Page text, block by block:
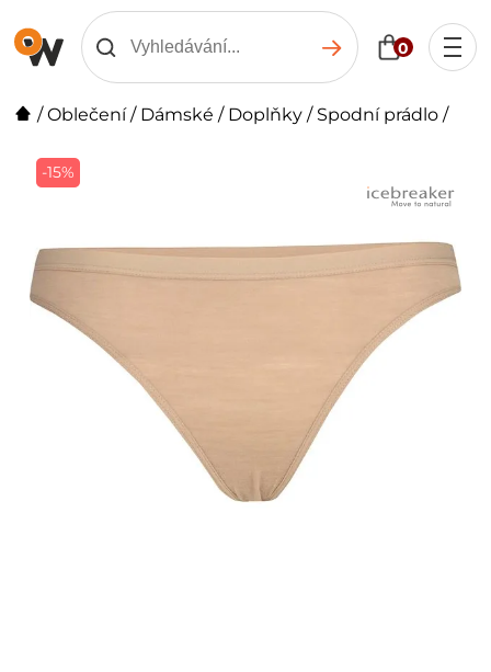
0
/Oblečení/ Dámské / Doplňky / Spodní prádlo /
-15%